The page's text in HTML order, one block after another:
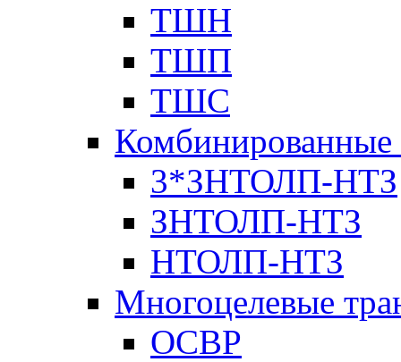
ТШН
ТШП
ТШС
Комбинированные
3*ЗНТОЛП-НТЗ
ЗНТОЛП-НТЗ
НТОЛП-НТЗ
Многоцелевые
ОСВР